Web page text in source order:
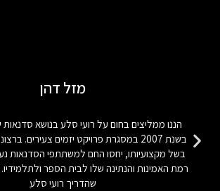
מזל דהן
הננו ממליצים בחום על רועי סלע בנושא
בשנת 2007 במסגרת פרויקט יזמים צעירים.
בשל מקצועיותו, יחסו החם למשתתפי הסדנאות
רמת האמינות והנתינה שלו לבית הספר
שהדריך רועי סלע